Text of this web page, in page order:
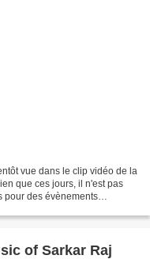
vue dans le clip vidéo de la
que ces jours, il n'est pas
pour des évènements
of Sarkar Raj